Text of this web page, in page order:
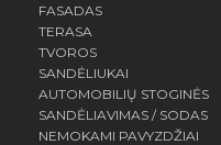
FASADAS
TERASA
TVOROS
SANDĖLIUKAI
AUTOMOBILIŲ STOGINĖS
SANDĖLIAVIMAS / SODAS
NEMOKAMI PAVYZDŽIAI